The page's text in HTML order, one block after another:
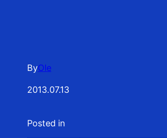
ByOle
2013.07.13
Posted in